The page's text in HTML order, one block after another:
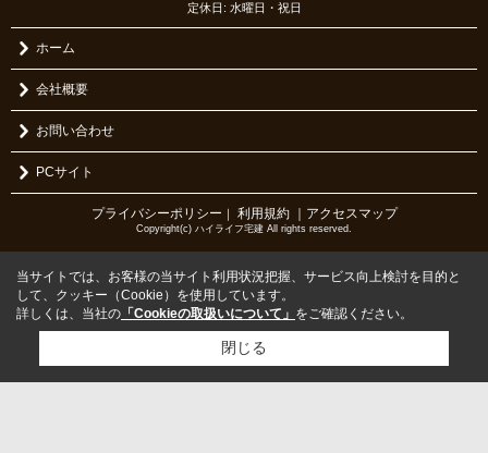
定休日: 水曜日・祝日
ホーム
会社概要
お問い合わせ
PCサイト
プライバシーポリシー 利用規約 ｜アクセスマップ
Copyright(c) ハイライフ宅建 All rights reserved.
当サイトでは、お客様の当サイト利用状況把握、サービス向上検討を目的と
して、クッキー（Cookie）を使用しています。
詳しくは、当社の 「Cookieの取扱いについて」 をご確認ください。
閉じる